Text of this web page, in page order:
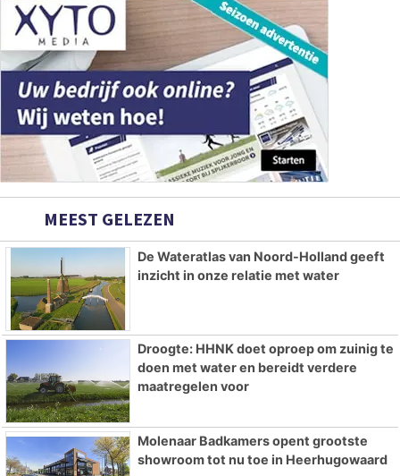
MEEST GELEZEN
De Wateratlas van Noord-Holland geeft
inzicht in onze relatie met water
Droogte: HHNK doet oproep om zuinig te
doen met water en bereidt verdere
maatregelen voor
Molenaar Badkamers opent grootste
showroom tot nu toe in Heerhugowaard